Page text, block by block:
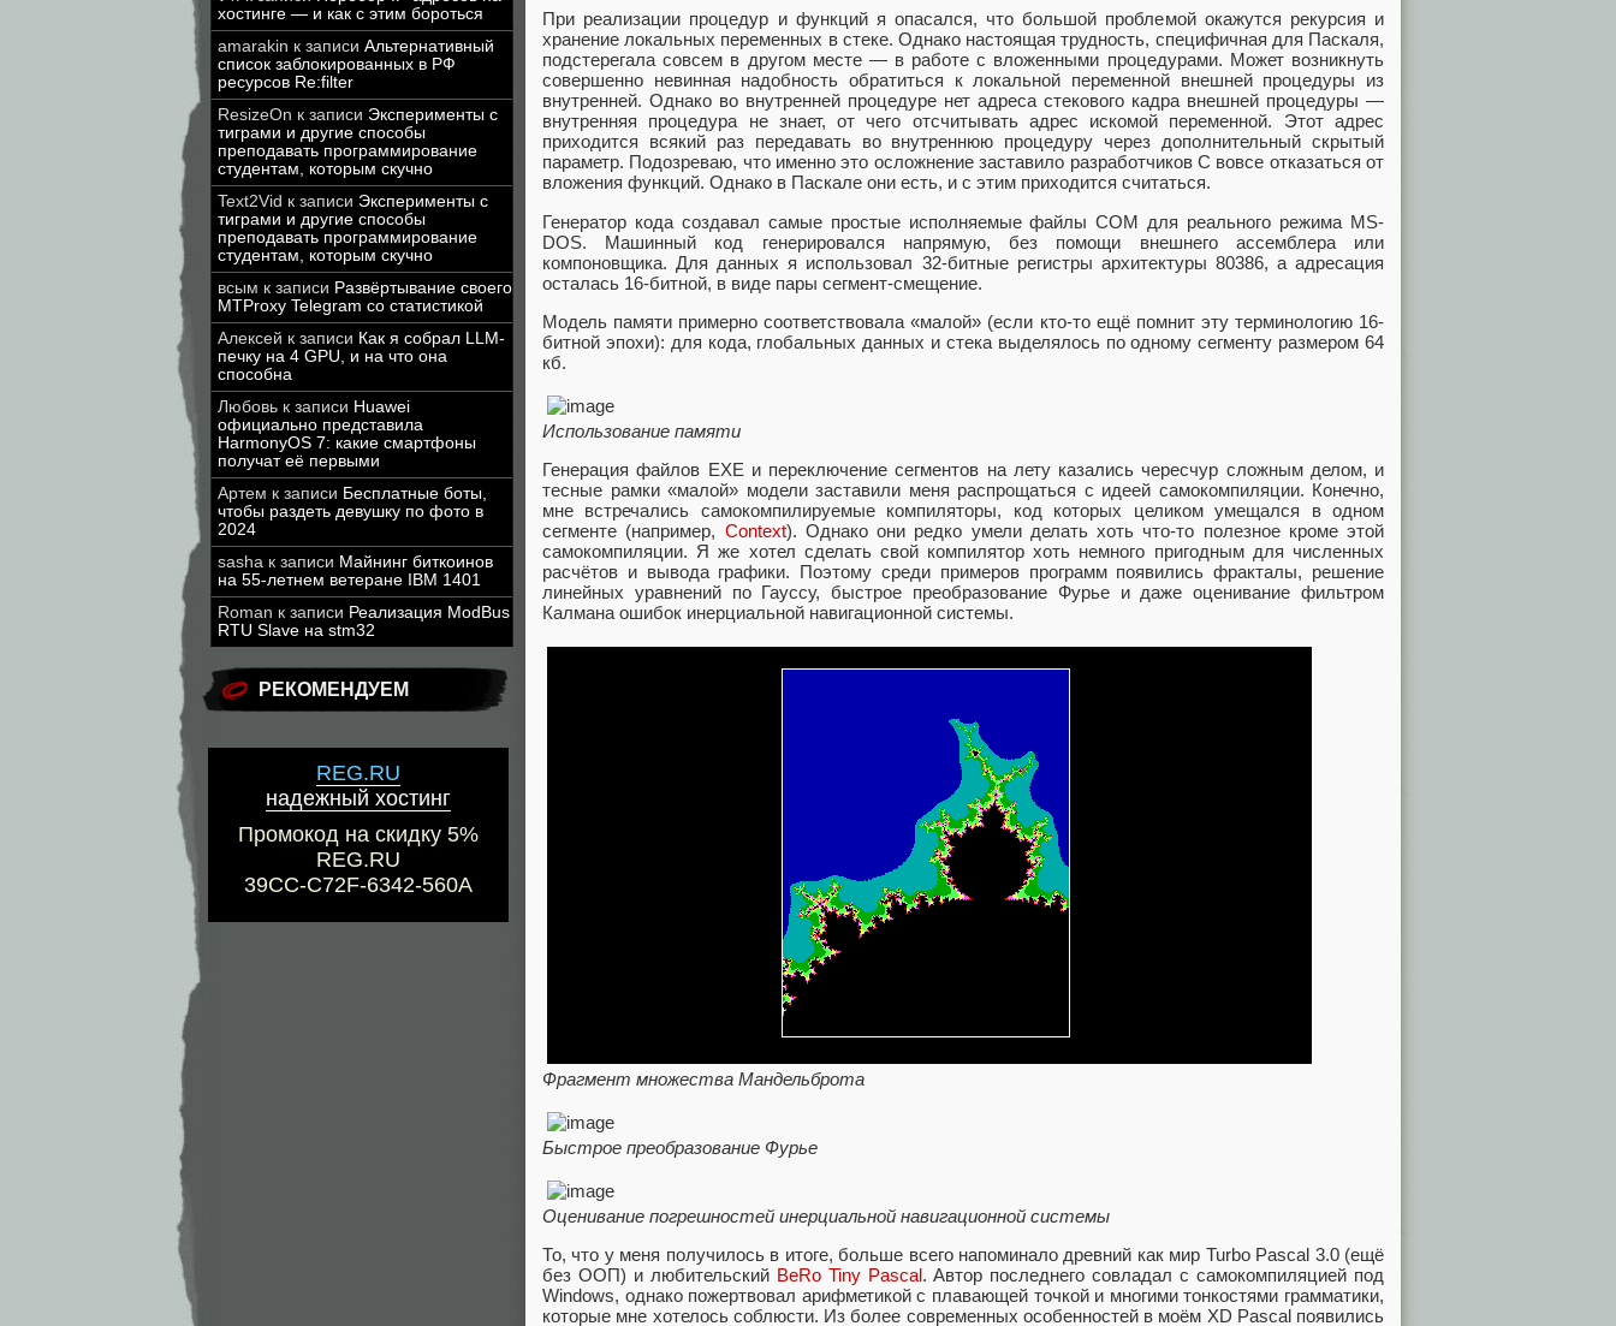
хостинге — и как с этим бороться
amarakin к записи Альтернативный
список заблокированных в РФ
ресурсов Re:filter
ResizeOn к записи Эксперименты с
тиграми и другие способы
преподавать программирование
студентам, которым скучно
Text2Vid к записи Эксперименты с
тиграми и другие способы
преподавать программирование
студентам, которым скучно
всым к записи Развёртывание своего
MTProxy Telegram со статистикой
Алексей к записи Как я собрал LLM-
печку на 4 GPU, и на что она
способна
Любовь к записи Huawei
официально представила
HarmonyOS 7: какие смартфоны
получат её первыми
Артем к записи Бесплатные боты,
чтобы раздеть девушку по фото в
2024
sasha к записи Майнинг биткоинов
на 55-летнем ветеране IBM 1401
Roman к записи Реализация ModBus
RTU Slave на stm32
РЕКОМЕНДУЕМ
REG.RU
надежный хостинг
Промокод на скидку 5%
REG.RU
39CC-C72F-6342-560A
При реализации процедур и функций я опасался, что большой проблемой окажутся рекурсия и
хранение локальных переменных в стеке. Однако настоящая трудность, специфичная для Паскаля,
подстерегала совсем в другом месте — в работе с вложенными процедурами. Может возникнуть
совершенно невинная надобность обратиться к локальной переменной внешней процедуры из
внутренней. Однако во внутренней процедуре нет адреса стекового кадра внешней процедуры —
внутренняя процедура не знает, от чего отсчитывать адрес искомой переменной. Этот адрес
приходится всякий раз передавать во внутреннюю процедуру через дополнительный скрытый
параметр. Подозреваю, что именно это осложнение заставило разработчиков C вовсе отказаться от
вложения функций. Однако в Паскале они есть, и с этим приходится считаться.
Генератор кода создавал самые простые исполняемые файлы COM для реального режима MS-
DOS. Машинный код генерировался напрямую, без помощи внешнего ассемблера или
компоновщика. Для данных я использовал 32-битные регистры архитектуры 80386, а адресация
осталась 16-битной, в виде пары сегмент-смещение.
Модель памяти примерно соответствовала «малой» (если кто-то ещё помнит эту терминологию 16-
битной эпохи): для кода, глобальных данных и стека выделялось по одному сегменту размером 64
кб.
Использование памяти
Генерация файлов EXE и переключение сегментов на лету казались чересчур сложным делом, и
тесные рамки «малой» модели заставили меня распрощаться с идеей самокомпиляции. Конечно,
мне встречались самокомпилируемые компиляторы, код которых целиком умещался в одном
сегменте (например, Context). Однако они редко умели делать хоть что-то полезное кроме этой
самокомпиляции. Я же хотел сделать свой компилятор хоть немного пригодным для численных
расчётов и вывода графики. Поэтому среди примеров программ появились фракталы, решение
линейных уравнений по Гауссу, быстрое преобразование Фурье и даже оценивание фильтром
Калмана ошибок инерциальной навигационной системы.
Фрагмент множества Мандельброта
Быстрое преобразование Фурье
Оценивание погрешностей инерциальной навигационной системы
То, что у меня получилось в итоге, больше всего напоминало древний как мир Turbo Pascal 3.0 (ещё
без ООП) и любительский BeRo Tiny Pascal. Автор последнего совладал с самокомпиляцией под
Windows, однако пожертвовал арифметикой с плавающей точкой и многими тонкостями грамматики,
которые мне хотелось соблюсти. Из более современных особенностей в моём XD Pascal появились